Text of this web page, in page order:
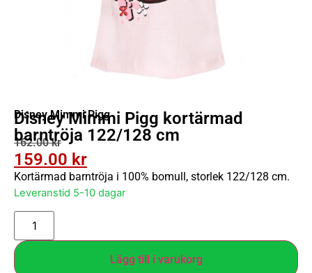
Disney Mimmi Pigg
Disney Mimmi Pigg kortärmad
barntröja 122/128 cm
162.00kr
159.00 kr
Kortärmad barntröja i 100% bomull, storlek 122/128 cm.
Leveranstid 5-10 dagar
Lägg till i varukorg